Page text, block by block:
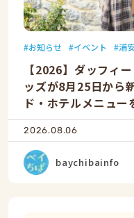
お知らせ イベント 浦
【2026】ダッフィ
ッズが8月25日から
ド・ホテルメニュー
2026.08.06
baychibainfo